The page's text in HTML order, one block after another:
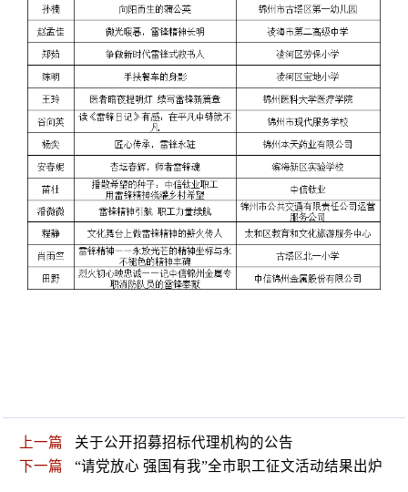
上一篇
关于公开招募招标代理机构的公告
下一篇
“请党放心 强国有我”全市职工征文活动结果出炉